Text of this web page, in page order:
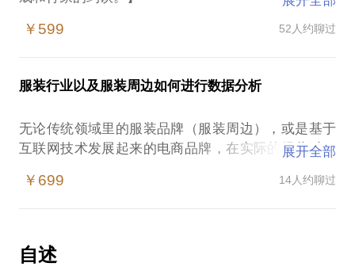
淘宝女装金冠店“小虫米子”，500元均单价高排全网第
一。其采用的模式就是服装买手制，2014年销售额超
ZARA的快时尚——多批少量不做爆款。依靠大量买
式，快速响应市场潮流，之后打上“韩都衣舍”的标
签。韩都衣舍2014年全网销售额约20亿。
在买手身上有许多的光环与标签，“时尚”、“时装
周”、“奢侈品”、“欧洲”，而真实的电商买手日常工作
我们可以一起探讨：
采购与数据分析——看秀、采购并不是买手工作的全
2012年前往广州创业，打造高端电商女装品牌，出任
导，并兼任主品牌的商品、生产总监。2015年回归深
圳，开始运作女装品牌移动互联网端项目。我认为，
质，必须明确客户的需求是什么、正在发生着怎样的
变化以及如何去满足这样的需求。
服装是消费品中第一大类目，2014年服装类产品网购
如果你选择服装行业进行创业，互联网是一个更具机
￥599 52人约聊过
服装行业以及服装周边如何进行数据分析
无论传统领域里的服装品牌（服装周边），或是基于
互联网技术发展起来的电商品牌，在实际的经营过程
策。
销售是如何追踪出来的？
如何提高销售额的杜邦分析图？
展开全部
￥699 14人约聊过
自述